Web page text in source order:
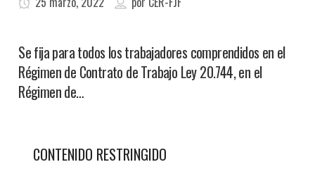
Se fija para todos los trabajadores comprendidos en el
Régimen de Contrato de Trabajo Ley 20.744, en el
Régimen de…
CONTENIDO RESTRINGIDO